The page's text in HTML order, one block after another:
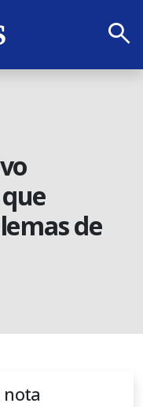
search
de
nota